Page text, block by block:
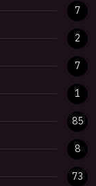
7
2
7
1
85
8
73